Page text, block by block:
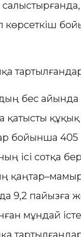
көрсеткіш
бес айында
қатысты құқық
бойынша 405
ісі сотқа
9,2 пайызға
мұндай